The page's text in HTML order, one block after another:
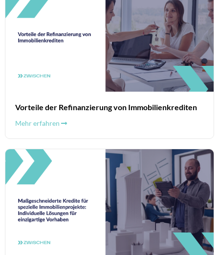
Vorteile der Refinanzierung von Immobilienkrediten
Mehr erfahren